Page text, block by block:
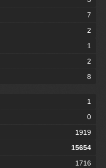
7
2
1
2
8
1
0
1919
15654
1716